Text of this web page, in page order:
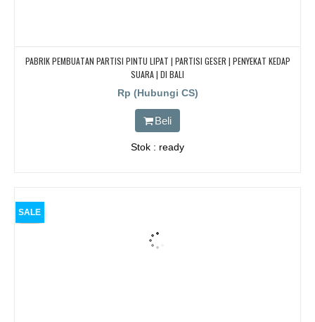
PABRIK PEMBUATAN PARTISI PINTU LIPAT | PARTISI GESER | PENYEKAT KEDAP
SUARA | DI BALI
Rp (Hubungi CS)
Beli
Stok : ready
SALE